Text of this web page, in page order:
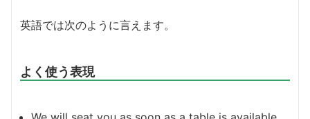
英語では次のように言えます。
よく使う表現